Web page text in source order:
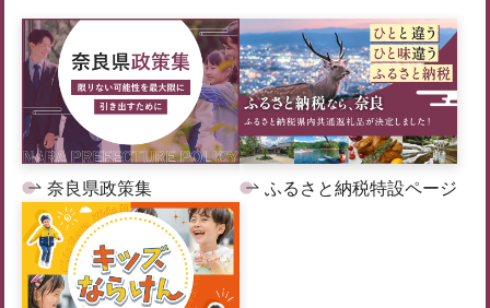
奈良県政策集 ふるさと納税特設ページ